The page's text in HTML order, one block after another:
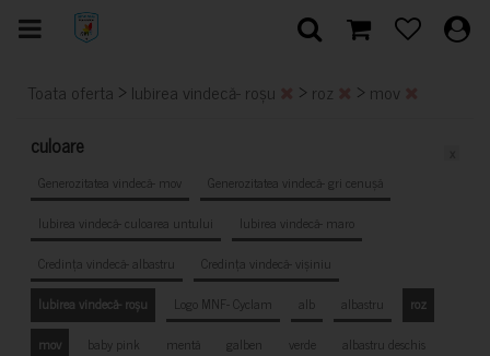
Toata oferta > Iubirea vindecă- roșu > roz > mov
culoare
Generozitatea vindecă- mov
Generozitatea vindecă- gri cenușă
Iubirea vindecă- culoarea untului
Iubirea vindecă- maro
Credința vindecă- albastru
Credința vindecă- vișiniu
Iubirea vindecă- roșu
Logo MNF- Cyclam alb albastru
roz
mov
baby pink mentă galben verde
albastru deschis